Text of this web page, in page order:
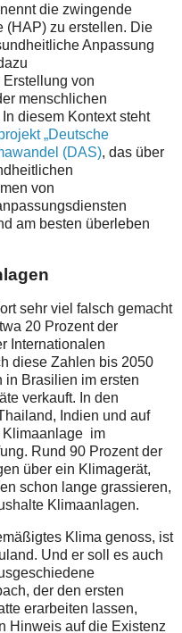
die zwingende
(HAP) zu erstellen. Die
Anpassung
von
menschlichen
diesem Kontext steht
„Deutsche
(DAS), das über
von
am besten überleben
sehr viel falsch gemacht
20 Prozent der
Internationalen
diese Zahlen bis 2050
in Brasilien im ersten
verkauft. In den
Indien und auf
Klimaanlage im
Rund 90 Prozent der
über ein Klimagerät,
schon lange grassieren,
Klimaanlagen.
Klima genoss, ist
Und er soll es auch
der den ersten
erarbeiten lassen,
Hinweis auf die Existenz